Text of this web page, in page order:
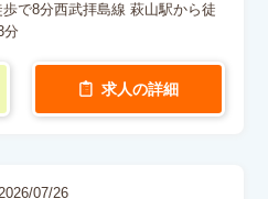
歩で8分西武拝島線 萩山駅から徒
分
求人の詳細
07/26